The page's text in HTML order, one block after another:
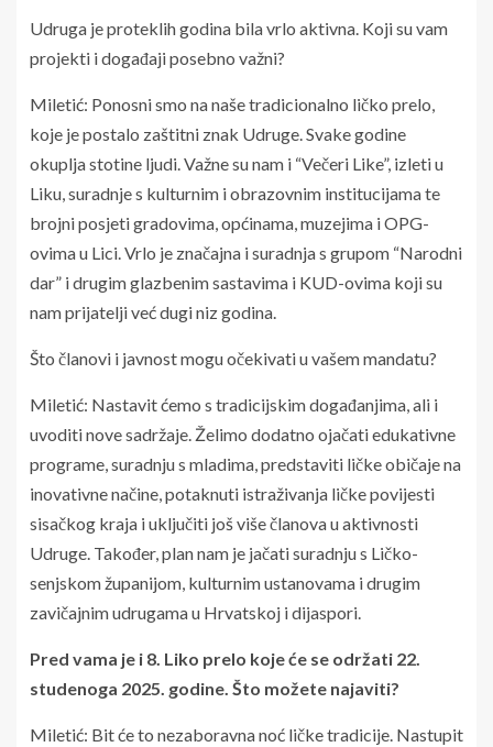
Udruga je proteklih godina bila vrlo aktivna. Koji su vam
projekti i događaji posebno važni?
Miletić: Ponosni smo na naše tradicionalno ličko prelo,
koje je postalo zaštitni znak Udruge. Svake godine
okuplja stotine ljudi. Važne su nam i “Večeri Like”, izleti u
Liku, suradnje s kulturnim i obrazovnim institucijama te
brojni posjeti gradovima, općinama, muzejima i OPG-
ovima u Lici. Vrlo je značajna i suradnja s grupom “Narodni
dar” i drugim glazbenim sastavima i KUD-ovima koji su
nam prijatelji već dugi niz godina.
Što članovi i javnost mogu očekivati u vašem mandatu?
Miletić: Nastavit ćemo s tradicijskim događanjima, ali i
uvoditi nove sadržaje. Želimo dodatno ojačati edukativne
programe, suradnju s mladima, predstaviti ličke običaje na
inovativne načine, potaknuti istraživanja ličke povijesti
sisačkog kraja i uključiti još više članova u aktivnosti
Udruge. Također, plan nam je jačati suradnju s Ličko-
senjskom županijom, kulturnim ustanovama i drugim
zavičajnim udrugama u Hrvatskoj i dijaspori.
Pred vama je i 8. Liko prelo koje će se održati 22.
studenoga 2025. godine. Što možete najaviti?
Miletić: Bit će to nezaboravna noć ličke tradicije. Nastupit